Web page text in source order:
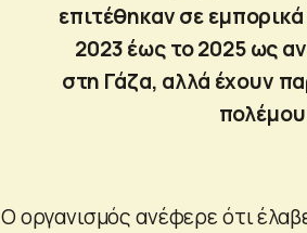
επιτέθηκαν σε
2023 έως το 2025 ως
στη Γάζα, αλλά έχουν
Ο οργανισμός ανέφερε ότι